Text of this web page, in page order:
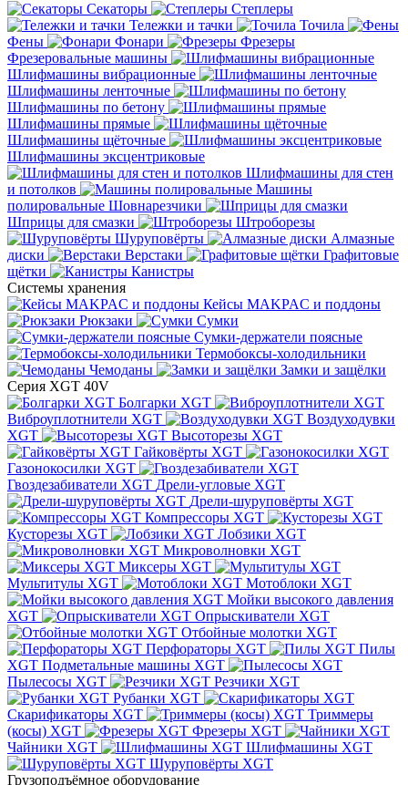
Секаторы
Степлеры
Тележки и тачки
Точила
Фены
Фонари
Фрезеры
Фрезеровальные машины
Шлифмашины вибрационные
Шлифмашины ленточные
Шлифмашины по бетону
Шлифмашины прямые
Шлифмашины щёточные
Шлифмашины эксцентриковые
Шлифмашины для стен
и потолков
Машины
полировальные Шовнарезчики
Шприцы для смазки
Штроборезы
Шуруповёрты
Алмазные
диски
Верстаки
Графитовые
щётки
Канистры
Системы хранения
Кейсы MAKPAC и поддоны
Рюкзаки
Сумки
Сумки-держатели поясные
Термобоксы-холодильники
Чемоданы
Замки и защёлки
Серия XGT 40V
Болгарки XGT
Виброуплотнители XGT
Воздуходувки
XGT
Высоторезы XGT
Гайковёрты XGT
Газонокосилки XGT
Гвоздезабиватели XGT Дрели-угловые XGT
Дрели-шуруповёрты XGT
Компрессоры XGT
Кусторезы XGT
Лобзики XGT
Микроволновки XGT
Миксеры XGT
Мультитулы XGT
Мотоблоки XGT
Мойки высокого давления
XGT
Опрыскиватели XGT
Отбойные молотки XGT
Перфораторы XGT
Пилы
XGT Подметальные машины XGT
Пылесосы XGT
Резчики XGT
Рубанки XGT
Скарификаторы XGT
Триммеры
(косы) XGT
Фрезеры XGT
Чайники XGT
Шлифмашины XGT
Шуруповёрты XGT
Грузоподъёмное оборудование